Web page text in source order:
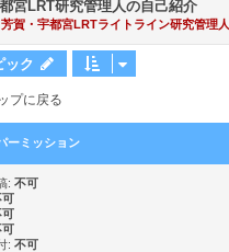
宮LRT研究管理人の自己紹介
芳賀・宇都宮LRTライトライン研究管理人
ック
プに戻る
ーミッション
: 不可
可
可
可
: 不可